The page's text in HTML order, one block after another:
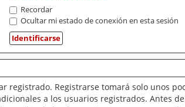
Recordar
Ocultar mi estado de conexión en esta sesión
registrado. Registrarse tomará solo unos
a los usuarios registrados. Antes